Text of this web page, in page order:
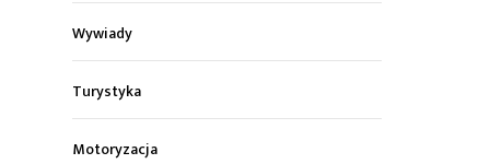
Wywiady
Turystyka
Motoryzacja